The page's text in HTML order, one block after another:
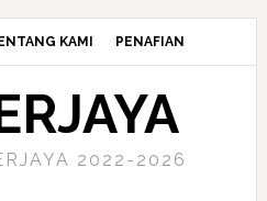
KAMI PENAFIAN
2022-2026